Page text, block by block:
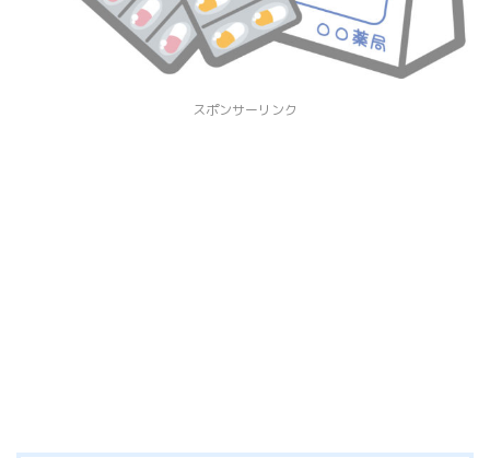
スポンサーリンク